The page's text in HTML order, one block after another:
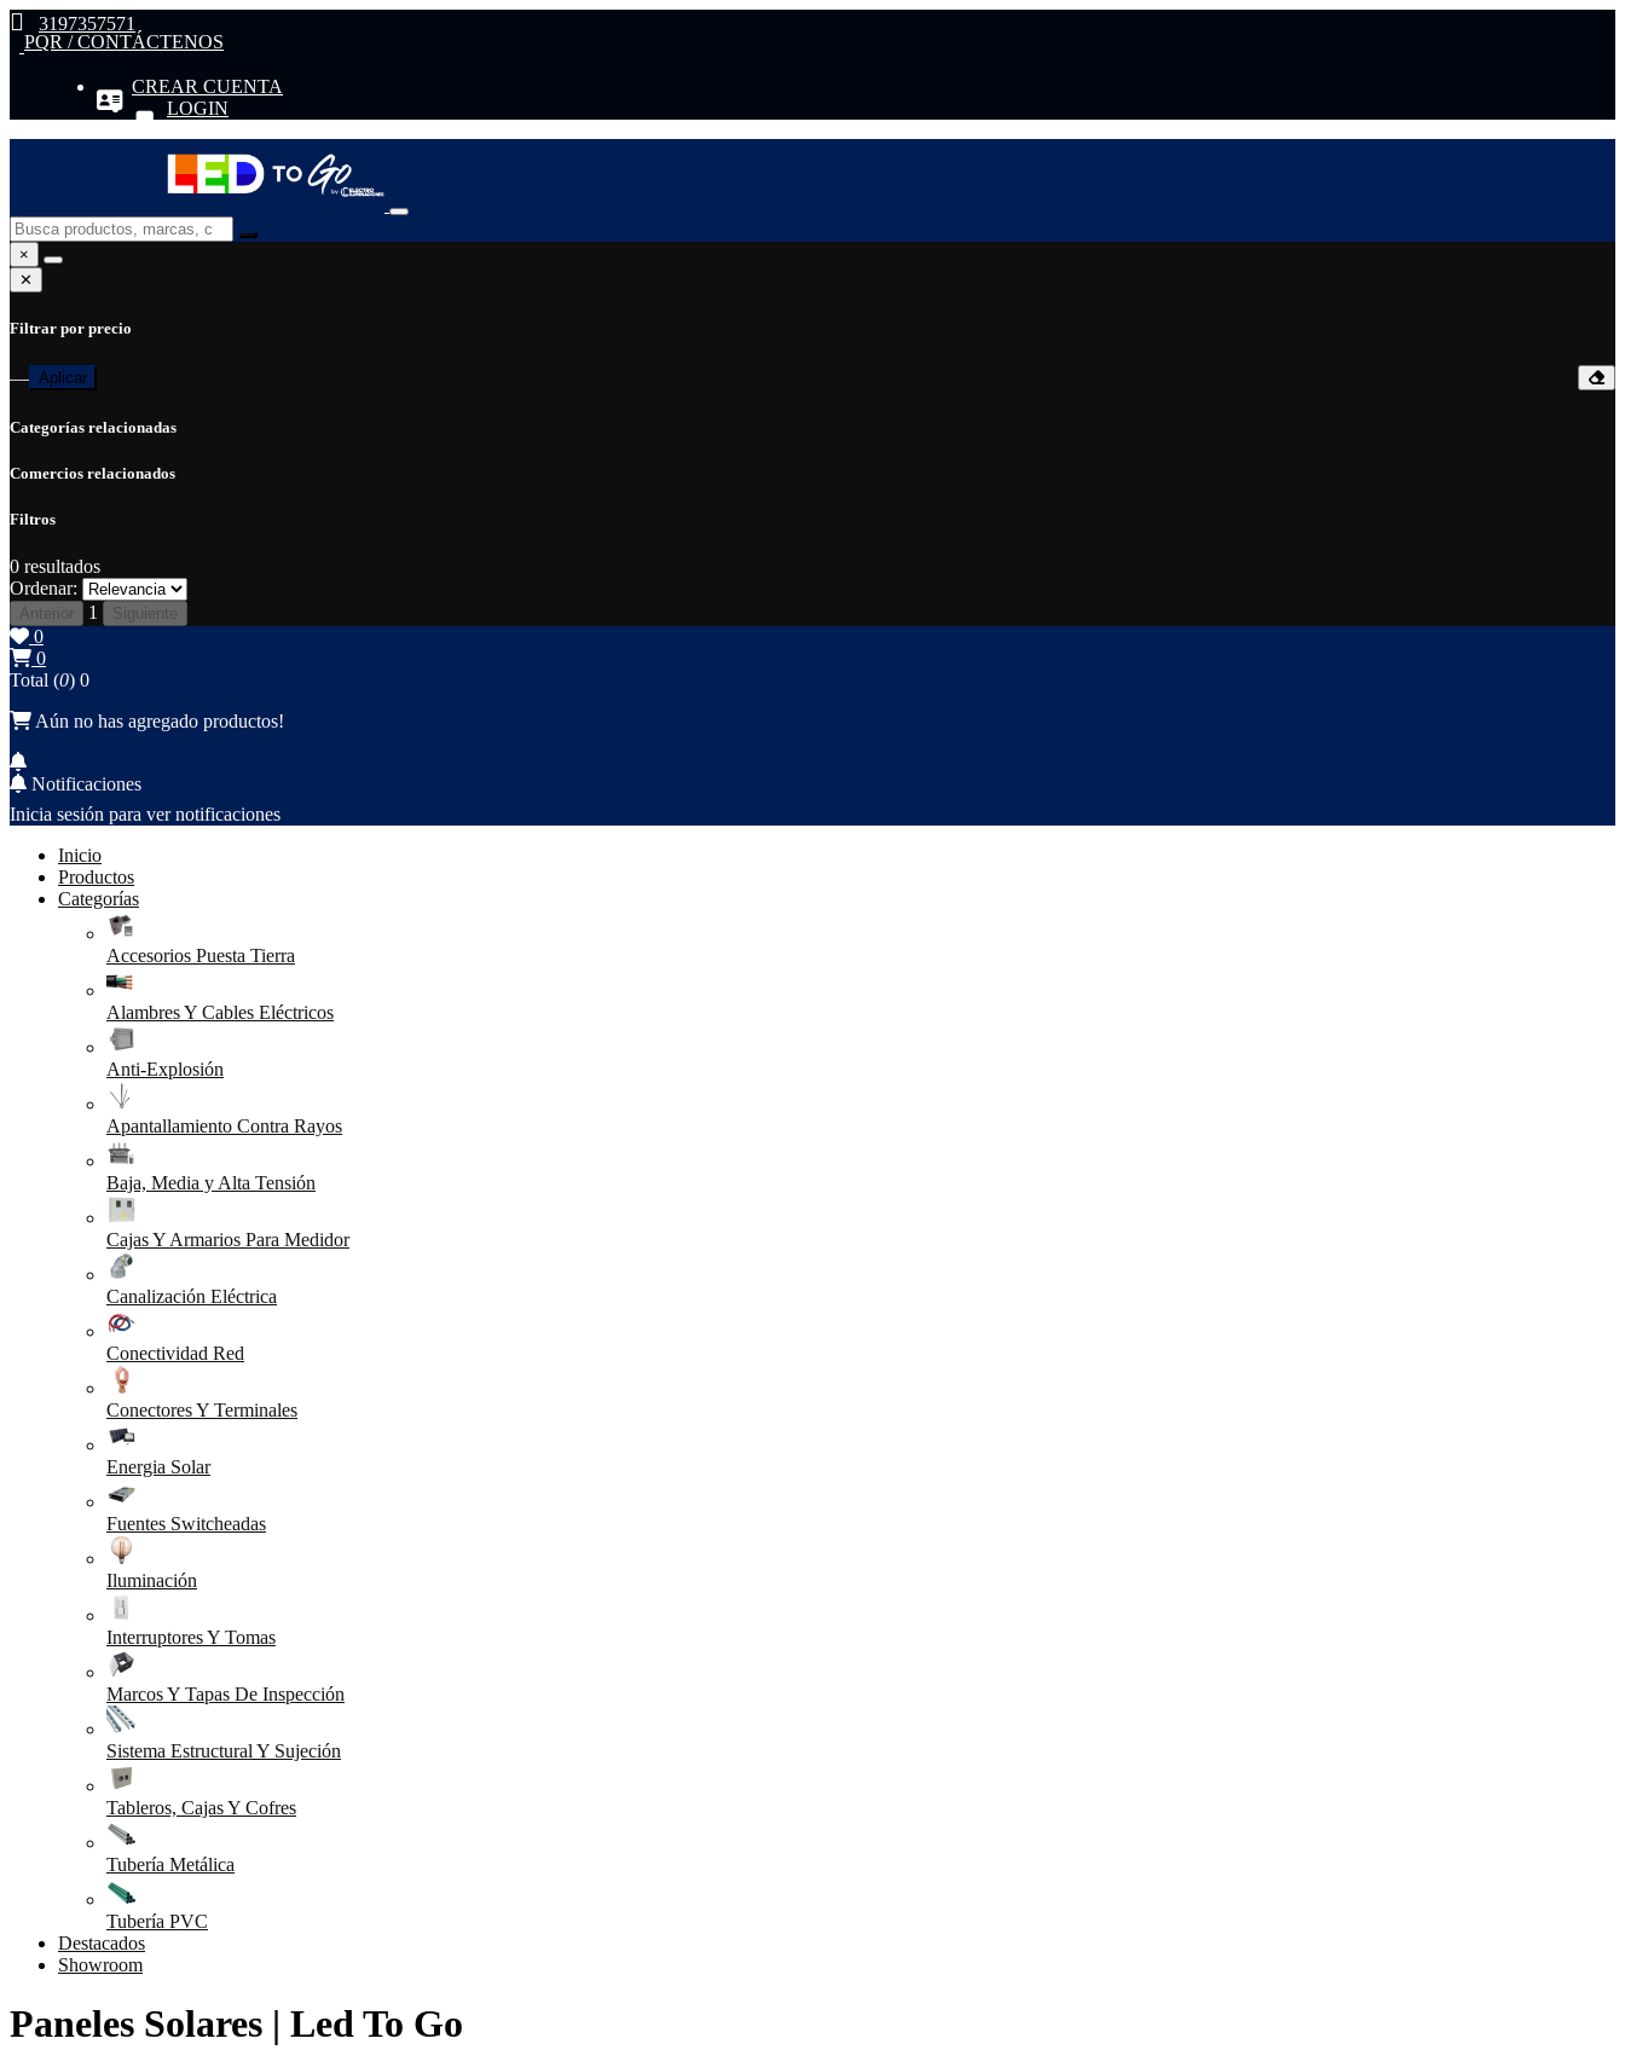
3197357571
PQR / CONTÁCTENOS
CREAR CUENTA
LOGIN
×
✕
Filtrar por precio
— Aplicar
Categorías relacionadas
Comercios relacionados
Filtros
0 resultados
Ordenar:
Anterior 1 Siguiente
0
0
Total (0) 0
Aún no has agregado productos!
Notificaciones
Inicia sesión para ver notificaciones
Inicio
Productos
Categorías
Accesorios Puesta Tierra
Alambres Y Cables Eléctricos
Anti-Explosión
Apantallamiento Contra Rayos
Baja, Media y Alta Tensión
Cajas Y Armarios Para Medidor
Canalización Eléctrica
Conectividad Red
Conectores Y Terminales
Energia Solar
Fuentes Switcheadas
Iluminación
Interruptores Y Tomas
Marcos Y Tapas De Inspección
Sistema Estructural Y Sujeción
Tableros, Cajas Y Cofres
Tubería Metálica
Tubería PVC
Destacados
Showroom
Paneles Solares | Led To Go